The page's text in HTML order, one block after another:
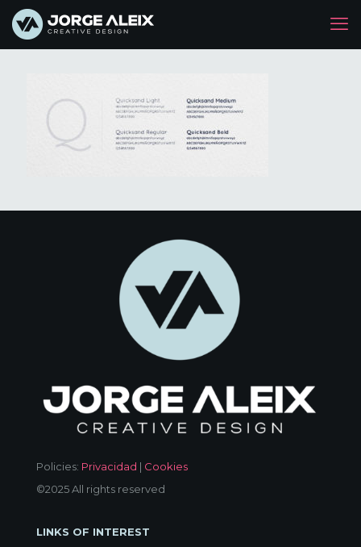
Policies: Privacidad | Cookies
©2025 All rights reserved
LINKS OF INTEREST